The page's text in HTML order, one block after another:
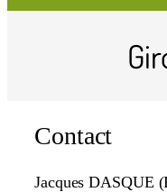
Contact
Jacques DASQUE